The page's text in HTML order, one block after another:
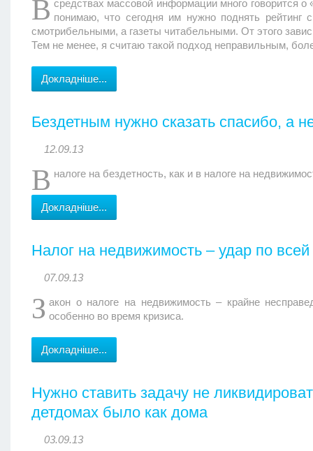
В средствах массовой информации много говорится
понимаю, что сегодня им нужно поднять
смотрибельными, а газеты читабельными. От этого
Тем не менее, я считаю такой подход неправильным,
Докладніше...
Бездетным нужно сказать спасибо, а
12.09.13
В налоге на бездетность, как и в налоге на
Докладніше...
Налог на недвижимость – удар по
07.09.13
З акон о налоге на недвижимость – крайне
особенно во время кризиса.
Докладніше...
Нужно ставить задачу не
детдомах было как дома
03.09.13